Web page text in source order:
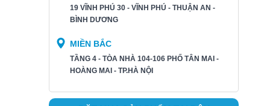
19 VĨNH PHÚ 30 - VĨNH PHÚ - THUẬN AN -
BÌNH DƯƠNG​
MIỀN BẮC
TẦNG 4 - TÒA NHÀ 104-106 PHỐ TÂN MAI -
HOÀNG MAI - TP.HÀ NỘI